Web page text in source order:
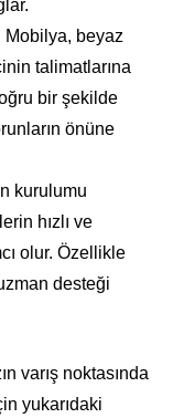
Mobilya, beyaz
talimatlarına
bir şekilde
önüne
kurulumu
hızlı ve
olur. Özellikle
desteği
varış noktasında
yukarıdaki